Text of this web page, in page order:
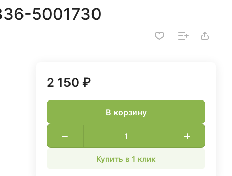
5001730
2 150 ₽
В корзину
Купить в 1 клик